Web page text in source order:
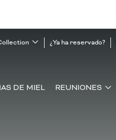
¿Ya ha reservado?
DE MIEL REUNIONES